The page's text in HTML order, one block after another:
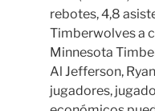
rebotes, 4,8
Timberwolves a
Minnesota
Al Jefferson,
jugadores,